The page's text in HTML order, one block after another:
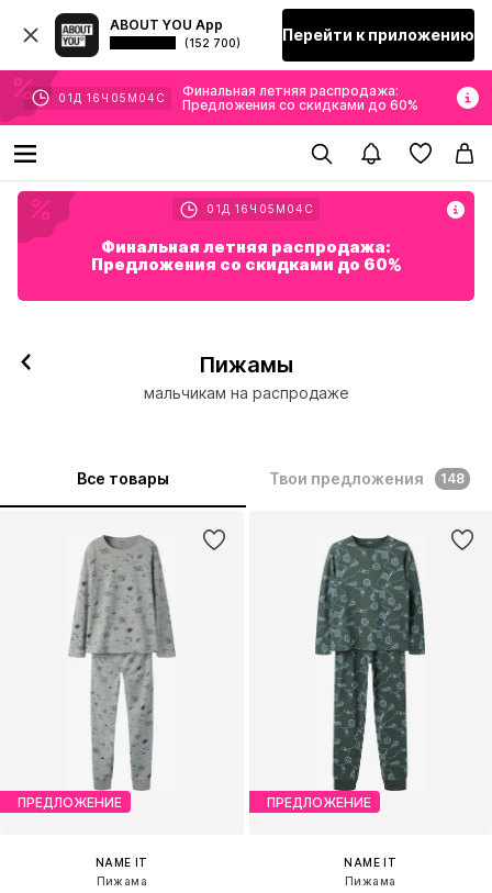
ABOUT YOU App
(152 700) Перейти к приложению
01 Д 16 Ч 05 М 03 С
Финальная летняя распродажа:
Предложения со скидками до 60%
01 Д 16 Ч 05 М 03 С
Финальная летняя распродажа:
Предложения со скидками до 60%
Пижамы
мальчикам на распродаже
Все товары Твои предложения 148
ПРЕДЛОЖЕНИЕ
NAME IT
Пижама
ПРЕДЛОЖЕНИЕ
NAME IT
Пижама